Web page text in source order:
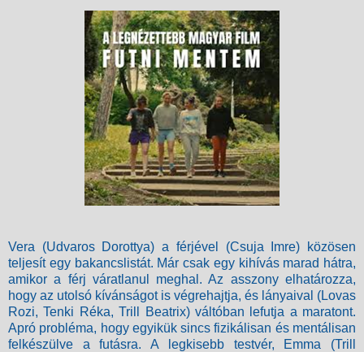
Vera (Udvaros Dorottya) a férjével (Csuja Imre) közösen
teljesít egy bakancslistát. Már csak egy kihívás marad hátra,
amikor a férj váratlanul meghal. Az asszony elhatározza,
hogy az utolsó kívánságot is végrehajtja, és lányaival (Lovas
Rozi, Tenki Réka, Trill Beatrix) váltóban lefutja a maratont.
Apró probléma, hogy egyikük sincs fizikálisan és mentálisan
felkészülve a futásra. A legkisebb testvér, Emma (Trill